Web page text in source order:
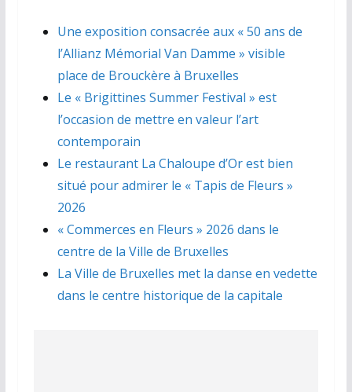
Une exposition consacrée aux « 50 ans de
l’Allianz Mémorial Van Damme » visible
place de Brouckère à Bruxelles
Le « Brigittines Summer Festival » est
l’occasion de mettre en valeur l’art
contemporain
Le restaurant La Chaloupe d’Or est bien
situé pour admirer le « Tapis de Fleurs »
2026
« Commerces en Fleurs » 2026 dans le
centre de la Ville de Bruxelles
La Ville de Bruxelles met la danse en vedette
dans le centre historique de la capitale